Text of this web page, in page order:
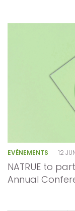
EVÈNEMENTS 12
NATRUE to
Annual